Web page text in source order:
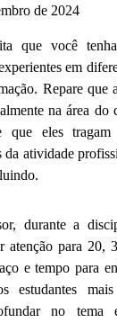
de 2024
que você
em
Repare que
na área do
que eles
da atividade
durante a
atenção para 20,
e tempo para
estudantes
no tema